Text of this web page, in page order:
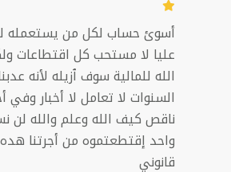
أسوئ حساب لكل من
عليا لا مستحب كل اقتطاعات
الله للمالية سوف ٱزيله لأنه
السنوات لا تعامل لا أخبار
ناقص كيف الله وعلم والله
واحد إقتطعتموه من أجرتنا
قانوني